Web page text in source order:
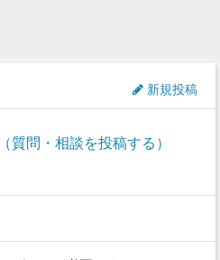
新規投稿
（質問・相談を投稿する）